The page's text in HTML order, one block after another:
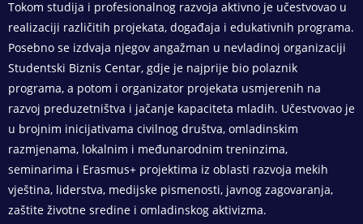
Tokom studija i profesionalnog razvoja aktivno je učestvovao u
realizaciji različitih projekata, događaja i edukativnih programa.
Posebno se izdvaja njegov angažman u nevladinoj organizaciji
Studentski Biznis Centar, gdje je najprije bio polaznik
programa, a potom i organizator projekata usmjerenih na
razvoj preduzetništva i jačanje kapaciteta mladih. Učestvovao je
u brojnim inicijativama civilnog društva, omladinskim
razmjenama, lokalnim i međunarodnim treninzima,
seminarima i Erasmus+ projektima iz oblasti razvoja mekih
vještina, liderstva, medijske pismenosti, javnog zagovaranja,
zaštite životne sredine i omladinskog aktivizma.